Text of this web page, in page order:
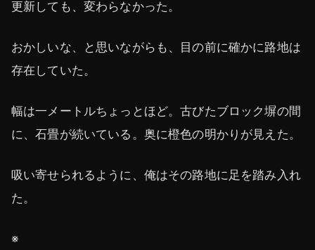
更新しても、変わらなかった。
おかしいな、と思いながらも、目の前に確かに路地は
存在していた。
幅は一メートルちょっとほど。古びたブロック塀の間
に、石畳が続いている。奥に橙色の明かりが見えた。
吸い寄せられるように、俺はその路地に足を踏み入れ
た。
※